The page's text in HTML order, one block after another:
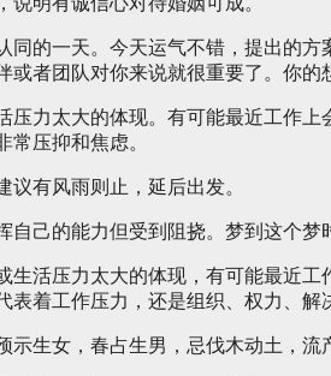
同的一天。今天运气不错，提出的
或者团队对你来说就很重要了。你的
压力太大的体现。有可能最近工作
常压抑和焦虑。
有风雨则止，延后出发。
自己的能力但受到阻挠。梦到这个梦
生活压力太大的体现，有可能最近
表着工作压力，还是组织、权力、解
生女，春占生男，忌伐木动土，流